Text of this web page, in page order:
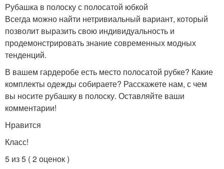
Рубашка в полоску с полосатой юбкой
Всегда можно найти нетривиальный вариант, который
позволит выразить свою индивидуальность и
продемонстрировать знание современных модных
тенденций.
В вашем гардеробе есть место полосатой рубке? Какие
комплекты одежды собираете? Расскажете нам, с чем
вы носите рубашку в полоску. Оставляйте ваши
комментарии!
Нравится
Класс!
5 из 5 ( 2 оценок )